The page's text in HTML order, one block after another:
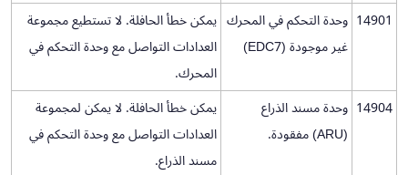
14901 وحدة التحكم في المحرك
غير موجودة (EDC7)
يمكن خطأ الحافلة. لا تستطيع مجموعة
العدادات التواصل مع وحدة التحكم في
المحرك.
14904 وحدة مسند الذراع
(ARU) مفقودة.
يمكن خطأ الحافلة. لا يمكن لمجموعة
العدادات التواصل مع وحدة التحكم في
مسند الذراع.